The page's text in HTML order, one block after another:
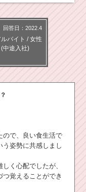
回答日：2022.4
バイト /女性
(中途入社)
ので、良い食生活で
姿勢に共感しまし
く心配でしたが、
覚えることができ